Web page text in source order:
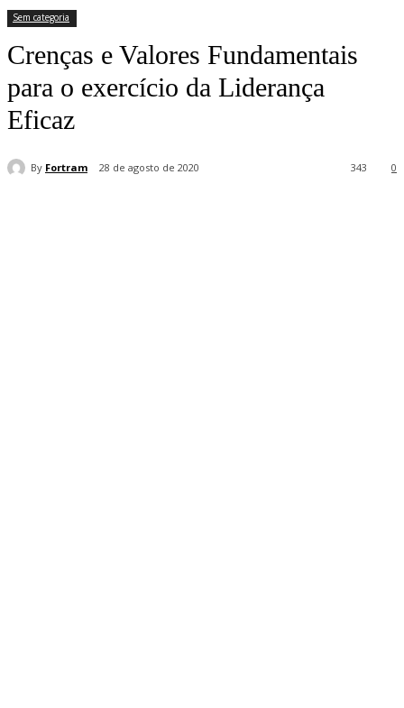
Sem categoria
Crenças e Valores Fundamentais
para o exercício da Liderança
Eficaz
By Fortram 28 de agosto de 2020 0
343